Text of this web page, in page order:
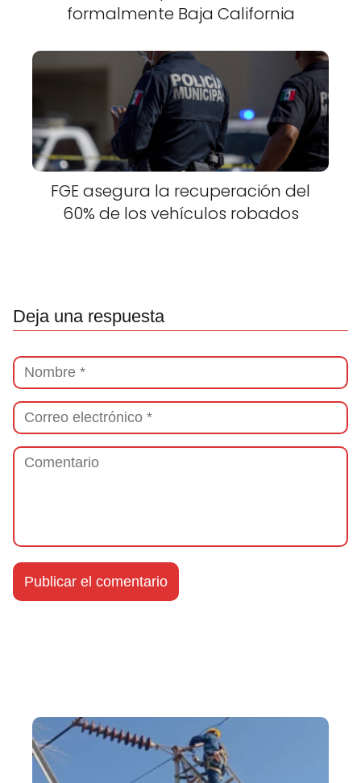
formalmente Baja California
FGE asegura la recuperación del
60% de los vehículos robados
Deja una respuesta